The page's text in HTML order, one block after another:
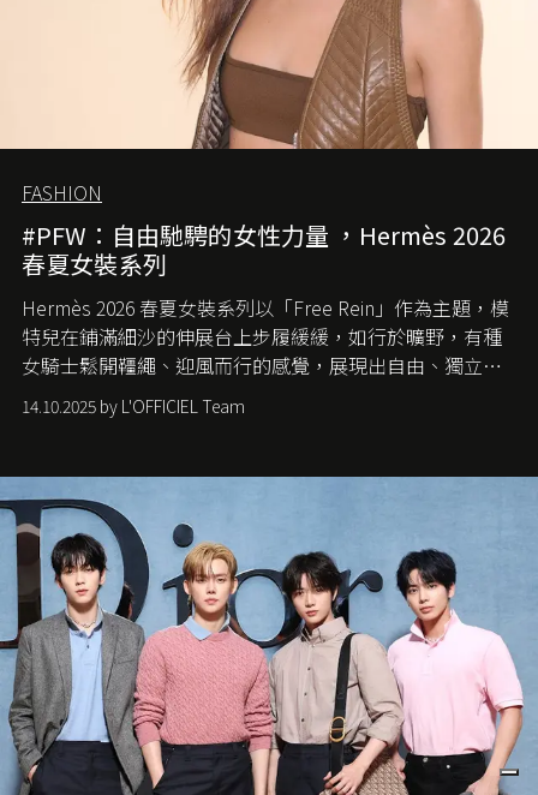
FASHION
#PFW：自由馳騁的女性力量 ，Hermès 2026
春夏女裝系列
Hermès 2026 春夏女裝系列以「Free Rein」作為主題，模
特兒在鋪滿細沙的伸展台上步履緩緩，如行於曠野，有種
女騎士鬆開韁繩、迎風而行的感覺，展現出自由、獨立與
從容的態度。
14.10.2025 by L'OFFICIEL Team